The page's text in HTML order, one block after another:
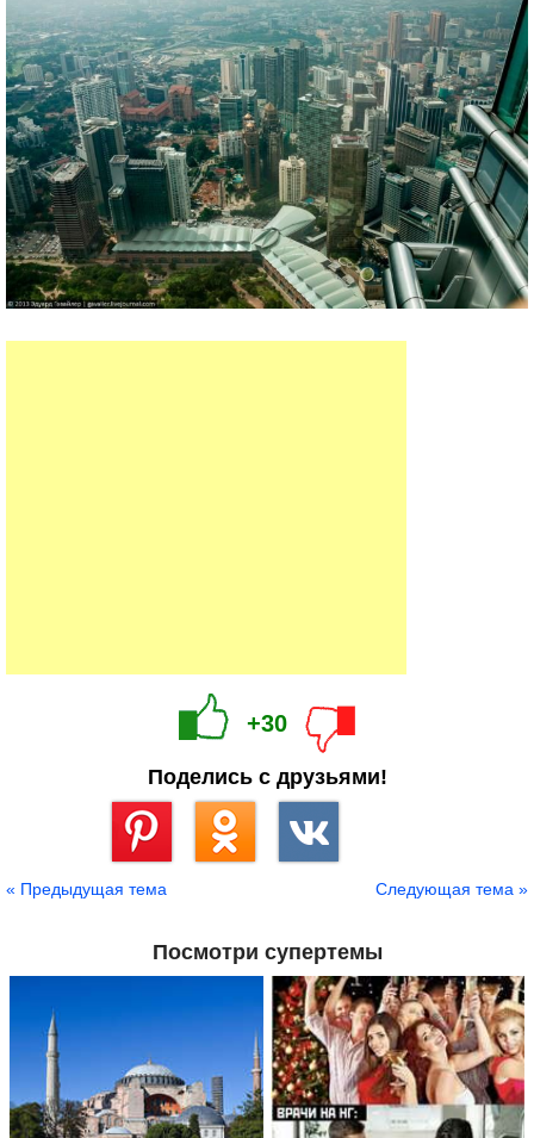
+30
Поделись с друзьями!
« Предыдущая тема Следующая тема »
Посмотри супертемы